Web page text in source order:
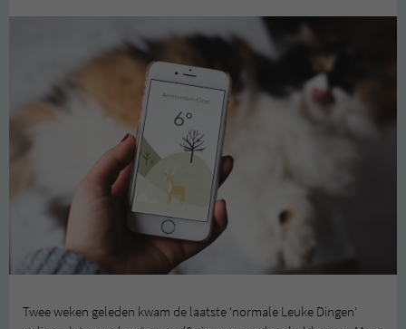
Twee weken geleden kwam de laatste ‘normale Leuke Dingen’